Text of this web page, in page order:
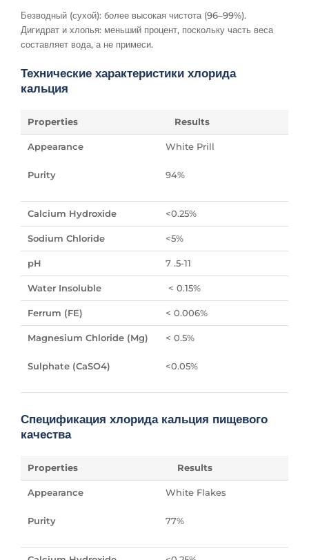
Безводный (сухой): более высокая чистота (96–99%).
Дигидрат и хлопья: меньший процент, поскольку часть веса
составляет вода, а не примеси.
Технические характеристики хлорида
кальция
Properties Results
Appearance
Purity
White Prill
94%
Calcium Hydroxide <0.25%
Sodium Chloride <5%
pH 7 .5-11
Water Insoluble < 0.15%
Ferrum (FE) < 0.006%
Magnesium Chloride (Mg)
Sulphate (CaSO4)
< 0.5%
<0.05%
Спецификация хлорида кальция пищевого
качества
Properties Results
Appearance
Purity
White Flakes
77%